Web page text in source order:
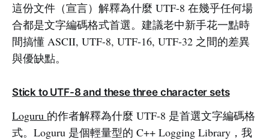
這份文件（宣言）解釋為什麼 UTF-8 在幾乎任何場
合都是文字編碼格式首選。建議老中新手花一點時
間搞懂 ASCII, UTF-8, UTF-16, UTF-32 之間的差異
與優缺點。
Stick to UTF-8 and these three character sets
Loguru 的作者解釋為什麼 UTF-8 是首選文字編碼格
式。Loguru 是個輕量型的 C++ Logging Library，我